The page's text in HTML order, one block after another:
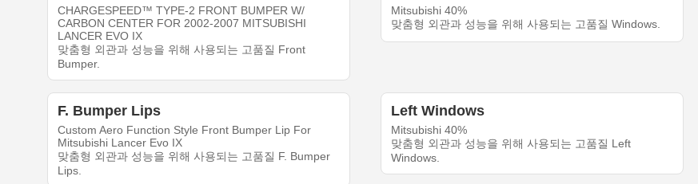
CHARGESPEED™ TYPE-2 FRONT BUMPER W/
CARBON CENTER FOR 2002-2007 MITSUBISHI
LANCER EVO IX
맞춤형 외관과 성능을 위해 사용되는 고품질 Front
Bumper.
Mitsubishi 40%
맞춤형 외관과 성능을 위해 사용되는 고품질 Windows.
F. Bumper Lips
Custom Aero Function Style Front Bumper Lip For
Mitsubishi Lancer Evo IX
맞춤형 외관과 성능을 위해 사용되는 고품질 F. Bumper
Lips.
Left Windows
Mitsubishi 40%
맞춤형 외관과 성능을 위해 사용되는 고품질 Left
Windows.